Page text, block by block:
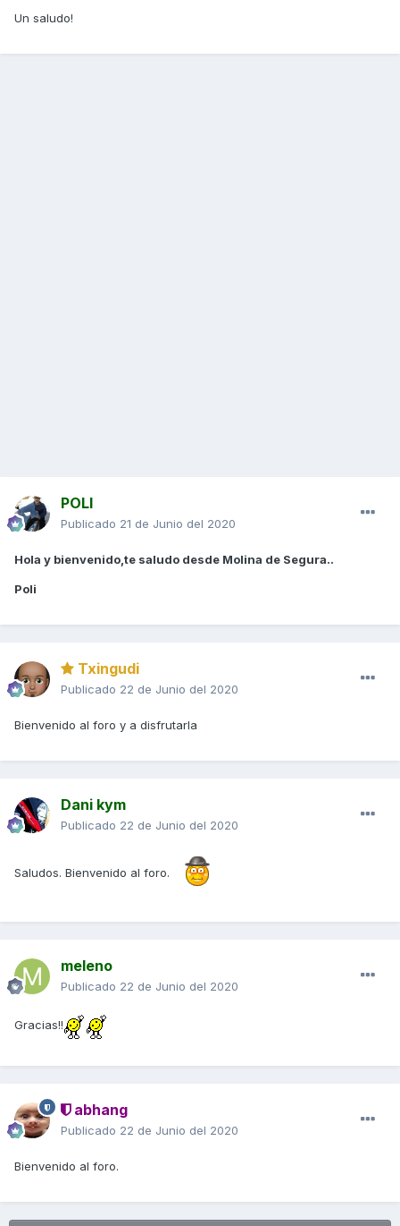
Un saludo!
POLI
Publicado 21 de Junio del 2020
Hola y bienvenido,te saludo desde Molina de Segura..
Poli
Txingudi
Publicado 22 de Junio del 2020
Bienvenido al foro y a disfrutarla
Dani kym
Publicado 22 de Junio del 2020
Saludos. Bienvenido al foro.
meleno
Publicado 22 de Junio del 2020
Gracias!!
abhang
Publicado 22 de Junio del 2020
Bienvenido al foro.